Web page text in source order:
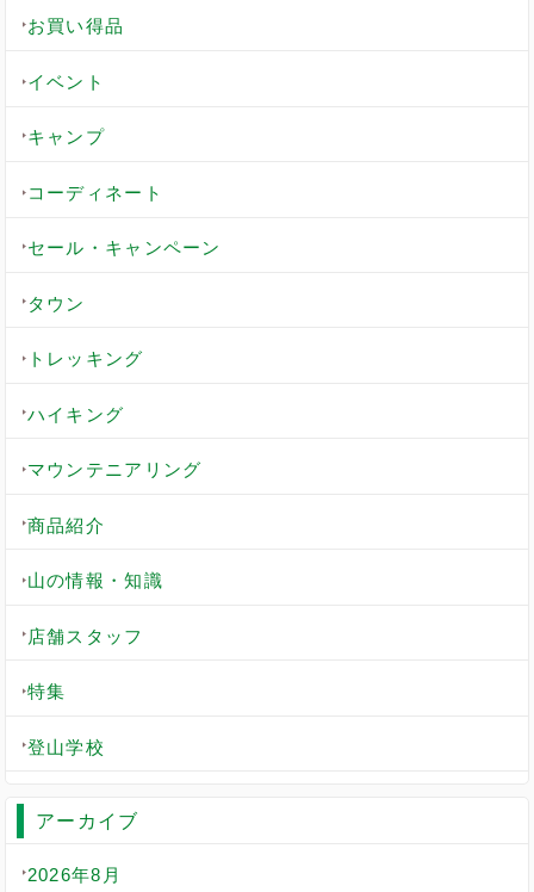
お買い得品
イベント
キャンプ
コーディネート
セール・キャンペーン
タウン
トレッキング
ハイキング
マウンテニアリング
商品紹介
山の情報・知識
店舗スタッフ
特集
登山学校
アーカイブ
2026年8月